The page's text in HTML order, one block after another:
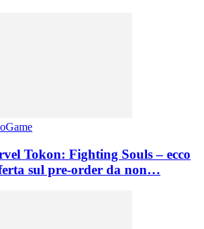
Tokon: Fighting Souls – ecco
sul pre-order da non…